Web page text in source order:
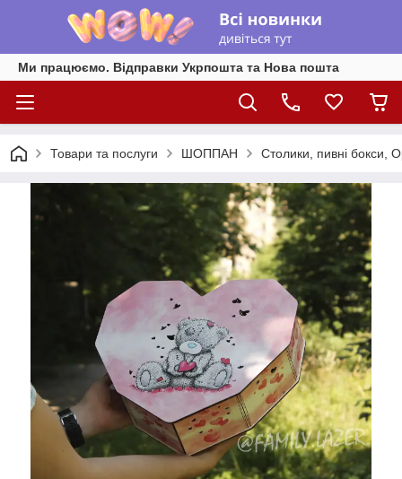
Ми працюємо. Відправки Укрпошта та Нова пошта
Товари та послуги ШОППАН Столики, пивні бокси,